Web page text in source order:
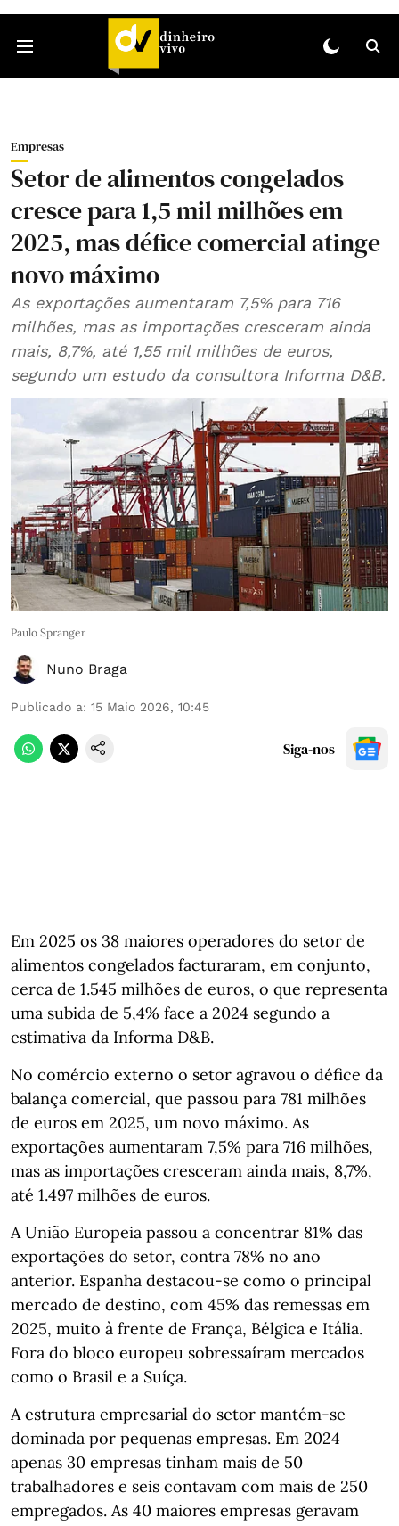
Empresas
Setor de alimentos congelados
cresce para 1,5 mil milhões em
2025, mas défice comercial atinge
novo máximo
As exportações aumentaram 7,5% para 716
milhões, mas as importações cresceram ainda
mais, 8,7%, até 1,55 mil milhões de euros,
segundo um estudo da consultora Informa D&B.
Paulo Spranger
Nuno Braga
Publicado a: 15 Maio 2026, 10:45
Siga-nos
Em 2025 os 38 maiores operadores do setor de
alimentos congelados facturaram, em conjunto,
cerca de 1.545 milhões de euros, o que representa
uma subida de 5,4% face a 2024 segundo a
estimativa da Informa D&B.
No comércio externo o setor agravou o défice da
balança comercial, que passou para 781 milhões
de euros em 2025, um novo máximo. As
exportações aumentaram 7,5% para 716 milhões,
mas as importações cresceram ainda mais, 8,7%,
até 1.497 milhões de euros.
A União Europeia passou a concentrar 81% das
exportações do setor, contra 78% no ano
anterior. Espanha destacou‑se como o principal
mercado de destino, com 45% das remessas em
2025, muito à frente de França, Bélgica e Itália.
Fora do bloco europeu sobressaíram mercados
como o Brasil e a Suíça.
A estrutura empresarial do setor mantém‑se
dominada por pequenas empresas. Em 2024
apenas 30 empresas tinham mais de 50
trabalhadores e seis contavam com mais de 250
empregados. As 40 maiores empresas geravam